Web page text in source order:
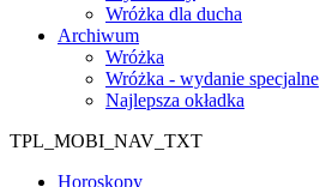
Wróżka dla ducha
Archiwum
Wróżka
Wróżka - wydanie specjalne
Najlepsza okładka
TPL_MOBI_NAV_TXT
Horoskopy